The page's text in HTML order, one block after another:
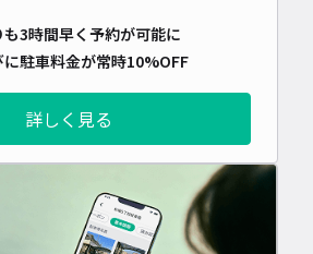
ムーズに車をとめられます。駐車場探し
から解放されて、住吉神社での心穏やか
友人との笑顔あふれる最高の佐倉観光
喫できますよ♪
3時間早く予約が可能に
駐車料金が常時10%OFF
詳しく見る